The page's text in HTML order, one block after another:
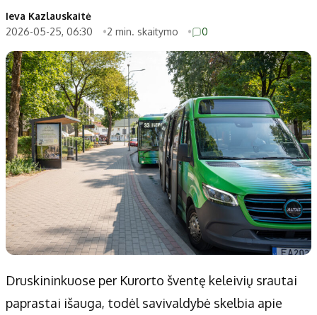
Ieva Kazlauskaitė
2026-05-25, 06:30
2 min. skaitymo 0
Druskininkuose per Kurorto šventę keleivių srautai
paprastai išauga, todėl savivaldybė skelbia apie